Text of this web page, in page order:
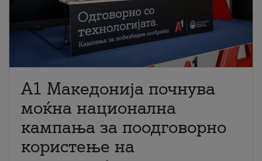
A1 Македонија почнува
моќна национална
кампања за поодговорно
користење на